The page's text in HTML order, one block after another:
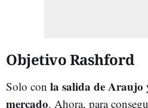
Objetivo Rashford
Solo con la salida de Araujo
mercado. Ahora, para